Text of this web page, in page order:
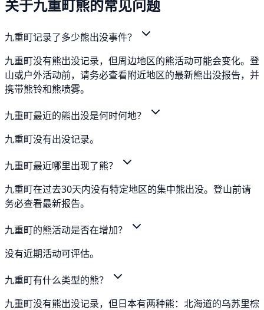
关于九重町熊的常见问题
九重町记录了多少熊出没事件？
九重町没有熊出没记录，但周边地区的熊活动可能会变化。登
山或户外活动前，请务必查看附近地区的最新熊出没报告，并
携带熊铃和熊喷雾。
九重町最近的熊出没是何时何地？
九重町没有出没记录。
九重町最近哪里出现了熊？
九重町在过去30天内没有特定地区的集中熊出没。登山前请
务必查看最新报告。
九重町的熊活动是否在增加？
没有近期活动可评估。
九重町有什么类型的熊？
九重町没有熊出没记录，但日本有两种熊：北海道的乌苏里棕